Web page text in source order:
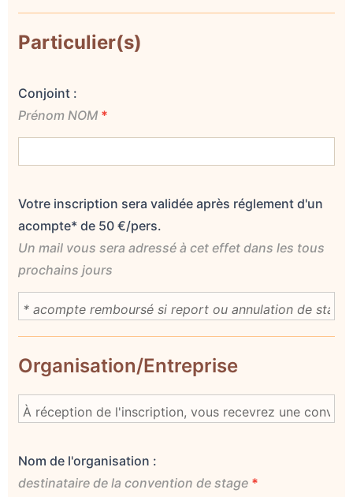
Particulier(s)
Conjoint :
Prénom NOM *
Votre inscription sera validée après réglement d'un
acompte* de 50 €/pers.
Un mail vous sera adressé à cet effet dans les tous
prochains jours
Organisation/Entreprise
Nom de l'organisation :
destinataire de la convention de stage *